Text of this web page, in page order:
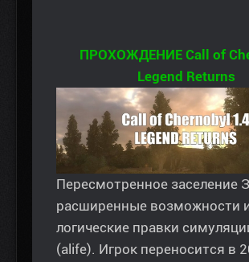
ПРОХОЖДЕНИЕ Call of
Legend Returns
Пересмотренное заселение
расширенные возможности
логические правки
(alife). Игрок переносится в